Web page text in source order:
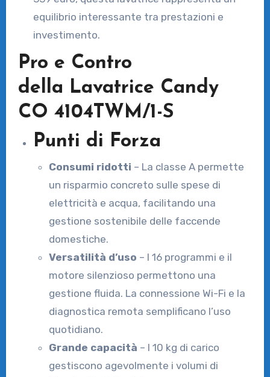
equilibrio interessante tra prestazioni e
investimento.
Pro e Contro
della Lavatrice Candy
CO 4104TWM/1-S
Punti di Forza
Consumi ridotti – La classe A permette
un risparmio concreto sulle spese di
elettricità e acqua, facilitando una
gestione sostenibile delle faccende
domestiche.
Versatilità d’uso – I 16 programmi e il
motore silenzioso permettono una
gestione fluida. La connessione Wi-Fi e la
diagnostica remota semplificano l’uso
quotidiano.
Grande capacità – I 10 kg di carico
gestiscono agevolmente i volumi di